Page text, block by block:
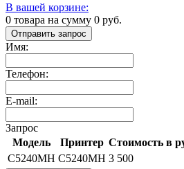
В вашей корзине:
0 товара на сумму 0 руб.
Отправить запрос
Имя:
Телефон:
E-mail:
Запрос
Модель
Принтер Стоимость в
C5240MH C5240MH 3 500